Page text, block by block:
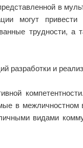
в
могут
трудности, а
разработки и
в межличностном
видами